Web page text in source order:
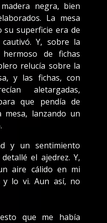
negra, bien
La mesa
superficie era de
Y, sobre la
de fichas
relucía sobre la
y las fichas, con
aletargadas,
que pendía de
lanzando un
y un sentimiento
el ajedrez. Y,
aire cálido en mi
y lo vi. Aun así, no
que me había